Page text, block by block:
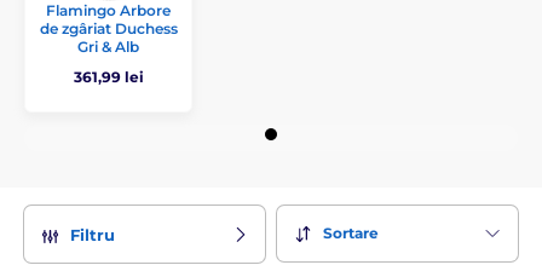
Flamingo Arbore
de zgâriat Duchess
Gri & Alb
361,99 lei
Filtru Sortare